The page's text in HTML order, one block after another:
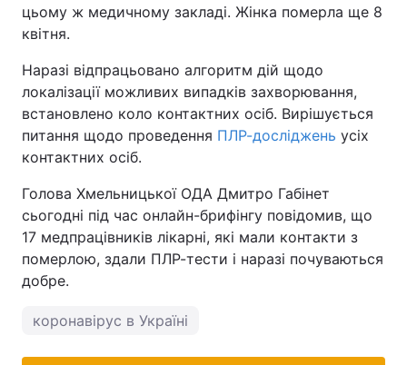
цьому ж медичному закладі. Жінка померла ще 8
квітня.
Наразі відпрацьовано алгоритм дій щодо
локалізації можливих випадків захворювання,
встановлено коло контактних осіб. Вирішується
питання щодо проведення ПЛР-досліджень усіх
контактних осіб.
Голова Хмельницької ОДА Дмитро Габінет
сьогодні під час онлайн-брифінгу повідомив, що
17 медпрацівників лікарні, які мали контакти з
померлою, здали ПЛР-тести і наразі почуваються
добре.
коронавірус в Україні